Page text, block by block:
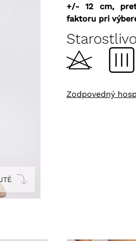
+/- 12 cm,
faktoru pri
Zodpovedný